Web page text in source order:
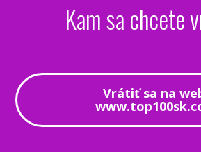
Kam sa chcete
Vrátiť sa na